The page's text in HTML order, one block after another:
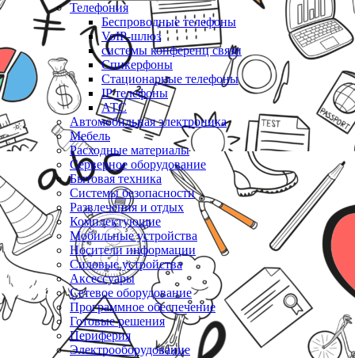
Телефония
Беспроводные телефоны
VoIP-шлюз
системы конференц связи
Спикерфоны
Стационарные телефоны
IP телефоны
АТС
Автомобильная электроника
Мебель
Расходные материалы
Серверное оборудование
Бытовая техника
Системы безопасности
Развлечения и отдых
Комплектующие
Мобильные устройства
Носители информации
Силовые устройства
Аксессуары
Сетевое оборудование
Программное обеспечение
Готовые решения
Периферия
Электрооборудование